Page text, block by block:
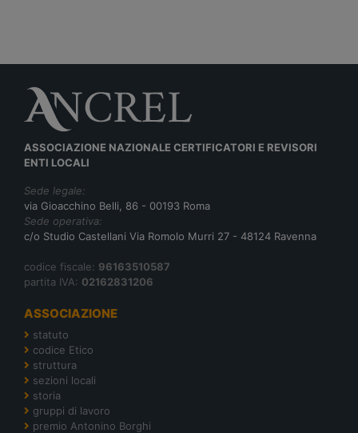
ASSOCIAZIONE NAZIONALE CERTIFICATORI E REVISORI
ENTI LOCALI
Sede legale:
via Gioacchino Belli, 86 - 00193 Roma
Sede operativa:
c/o Studio Castellani Via Romolo Murri 27 - 48124 Ravenna
codice fiscale: 96163510587
partita IVA: 02162831206
ASSOCIAZIONE
statuto
codice Etico
struttura
sezioni locali
storia
gruppi di lavoro
premio Antonino Borghi